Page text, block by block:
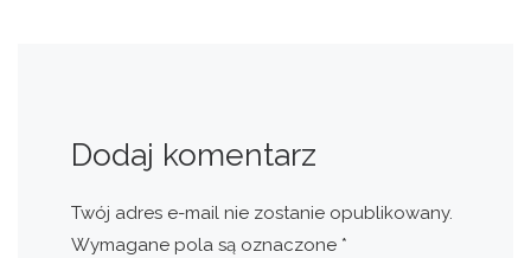
Dodaj komentarz
Twój adres e-mail nie zostanie opublikowany.
Wymagane pola są oznaczone *